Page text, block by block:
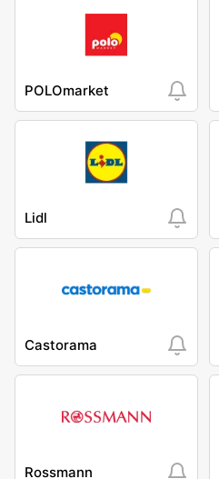
POLOmarket
Lidl
Castorama
Rossmann